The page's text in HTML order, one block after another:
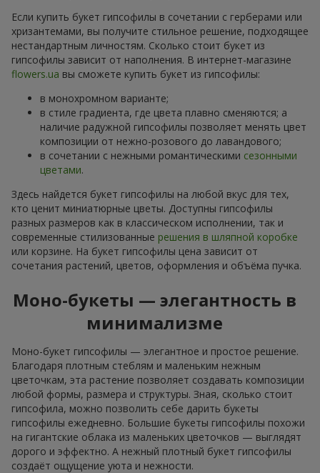
Если купить букет гипсофилы в сочетании с герберами или
хризантемами, вы получите стильное решение, подходящее
нестандартным личностям. Сколько стоит букет из
гипсофилы зависит от наполнения. В интернет-магазине
flowers.ua вы сможете купить букет из гипсофилы:
в монохромном варианте;
в стиле градиента, где цвета плавно сменяются; а
наличие радужной гипсофилы позволяет менять цвет
композиции от нежно-розового до лавандового;
в сочетании с нежными романтическими сезонными
цветами.
Здесь найдется букет гипсофилы на любой вкус для тех,
кто ценит миниатюрные цветы. Доступны гипсофилы
разных размеров как в классическом исполнении, так и
современные стилизованные решения в шляпной коробке
или корзине. На букет гипсофилы цена зависит от
сочетания растений, цветов, оформления и объёма пучка.
Моно-букеты — элегантность в
минимализме
Моно-букет гипсофилы — элегантное и простое решение.
Благодаря плотным стеблям и маленьким нежным
цветочкам, эта растение позволяет создавать композиции
любой формы, размера и структуры. Зная, сколько стоит
гипсофила, можно позволить себе дарить букеты
гипсофилы ежедневно. Большие букеты гипсофилы похожи
на гигантские облака из маленьких цветочков — выглядят
дорого и эффектно. А нежный плотный букет гипсофилы
создаёт ощущение уюта и нежности.